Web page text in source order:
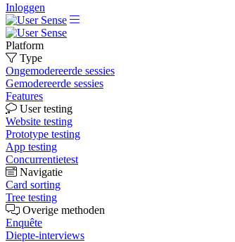
Inloggen
Platform
Type
Ongemodereerde sessies
Gemodereerde sessies
Features
User testing
Website testing
Prototype testing
App testing
Concurrentietest
Navigatie
Card sorting
Tree testing
Overige methoden
Enquête
Diepte-interviews